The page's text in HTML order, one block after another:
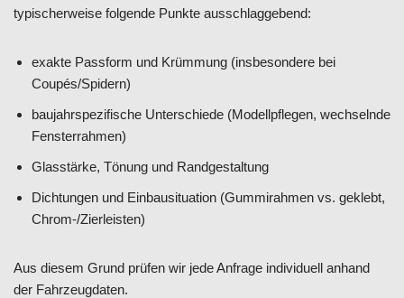
typischerweise folgende Punkte ausschlaggebend:
exakte Passform und Krümmung (insbesondere bei
Coupés/Spidern)
baujahrspezifische Unterschiede (Modellpflegen, wechselnde
Fensterrahmen)
Glasstärke, Tönung und Randgestaltung
Dichtungen und Einbausituation (Gummirahmen vs. geklebt,
Chrom-/Zierleisten)
Aus diesem Grund prüfen wir jede Anfrage individuell anhand
der Fahrzeugdaten.